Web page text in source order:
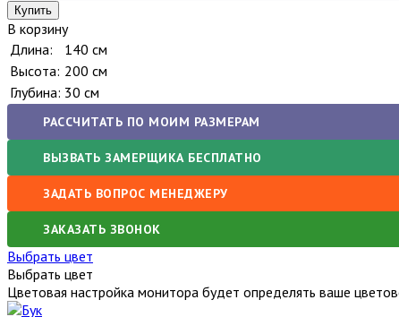
В корзину
Длина:
140 см
Высота: 200 см
Глубина: 30 см
РАССЧИТАТЬ ПО МОИМ РАЗМЕРАМ
ВЫЗВАТЬ ЗАМЕРЩИКА БЕСПЛАТНО
ЗАДАТЬ ВОПРОС МЕНЕДЖЕРУ
ЗАКАЗАТЬ ЗВОНОК
Выбрать цвет
Выбрать цвет
Цветовая настройка монитора будет определять ваше